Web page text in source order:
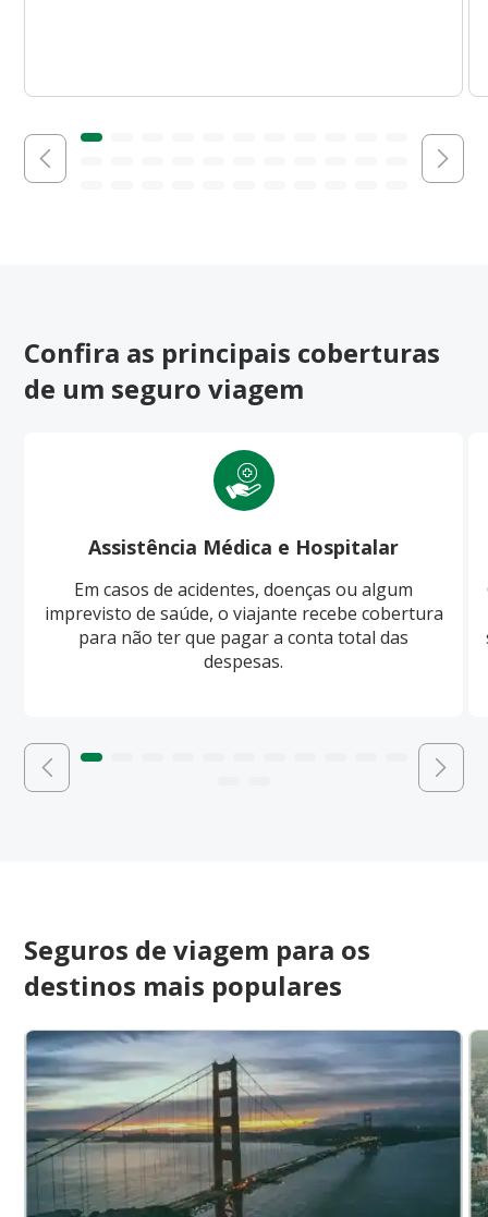
Confira as principais coberturas
de um seguro viagem
Assistência Médica e Hospitalar
Em casos de acidentes, doenças ou algum
imprevisto de saúde, o viajante recebe cobertura
para não ter que pagar a conta total das
despesas.
Seguros de viagem para os
destinos mais populares